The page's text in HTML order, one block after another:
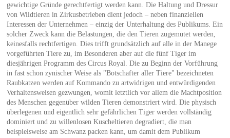
gewichtige Gründe gerechtfertigt werden kann. Die Haltung und Dressur
von Wildtieren in Zirkusbetrieben dient jedoch – neben finanziellen
Interessen der Unternehmen – einzig der Unterhaltung des Publikums. Ein
solcher Zweck kann die Belastungen, die den Tieren zugemutet werden,
keinesfalls rechtfertigen. Dies trifft grundsätzlich auf alle in der Manege
vorgeführten Tiere zu, im Besonderen aber auf die fünf Tiger im
diesjährigen Programm des Circus Royal. Die zu Beginn der Vorführung
in fast schon zynischer Weise als "Botschafter aller Tiere" bezeichneten
Raubkatzen werden auf Kommando zu artwidrigen und entwürdigenden
Verhaltensweisen gezwungen, womit letztlich vor allem die Machtposition
des Menschen gegenüber wilden Tieren demonstriert wird. Die physisch
überlegenen und eigentlich sehr gefährlichen Tiger werden vollständig
dominiert und zu willenlosen Kuscheltieren degradiert, die man
beispielsweise am Schwanz packen kann, um damit dem Publikum